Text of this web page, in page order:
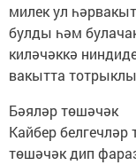
милек ул
булды һәм
киләчәккә
вакытта
Бәяләр төшәчәк
Кайбер
төшәчәк дип